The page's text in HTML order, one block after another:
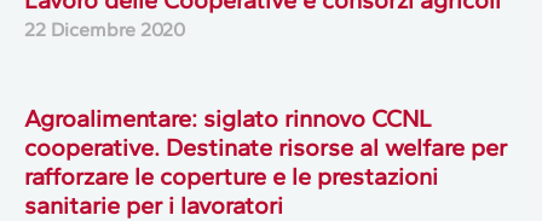
22 Dicembre 2020
Agroalimentare: siglato rinnovo CCNL
cooperative. Destinate risorse al welfare per
rafforzare le coperture e le prestazioni
sanitarie per i lavoratori